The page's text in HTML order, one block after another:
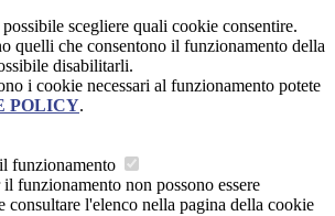
scegliere quali cookie consentire.
quelli che consentono il funzionamento della
disabilitarli.
i cookie necessari al funzionamento potete
POLICY.
funzionamento
funzionamento non possono essere
consultare l'elenco nella pagina della cookie